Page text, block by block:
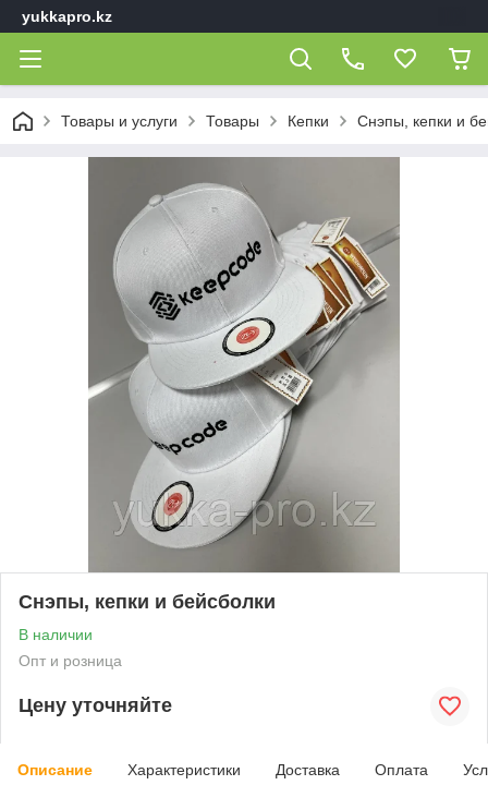
yukkapro.kz
Товары и услуги Товары Кепки Снэпы, кепки и
Снэпы, кепки и бейсболки
В наличии
Опт и розница
Цену уточняйте
Описание Характеристики Доставка Оплата